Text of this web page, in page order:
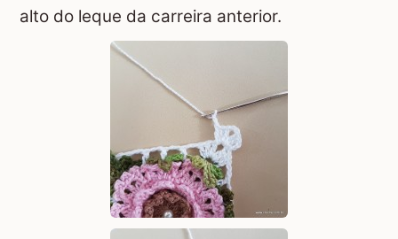
alto do leque da carreira anterior.